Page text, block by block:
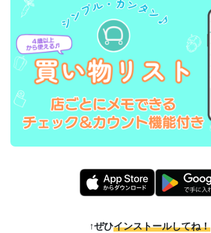
↑ぜひインストールしてね！